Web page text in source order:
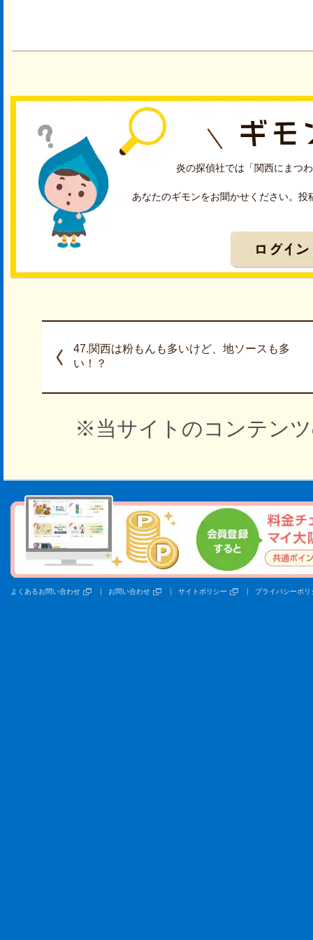
炎の探偵社では「関西にまつ
あなたのギモンをお聞かせください。
47.関西は粉もんも多いけど、地ソースも多
い！？
※当サイトのコンテン
よくあるお問い合わせ お問い合わせ サイトポリシー プライバシーポリ